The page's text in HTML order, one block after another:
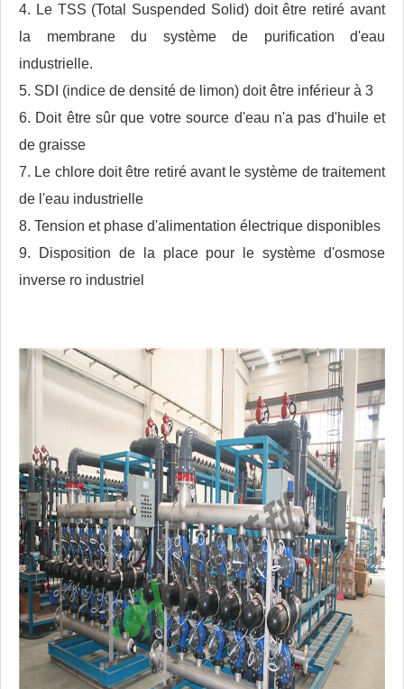
4. Le TSS (Total Suspended Solid) doit être retiré avant
la membrane du système de purification d'eau
industrielle.
5. SDI (indice de densité de limon) doit être inférieur à 3
6. Doit être sûr que votre source d'eau n'a pas d'huile et
de graisse
7. Le chlore doit être retiré avant le système de traitement
de l'eau industrielle
8. Tension et phase d'alimentation électrique disponibles
9. Disposition de la place pour le système d'osmose
inverse ro industriel